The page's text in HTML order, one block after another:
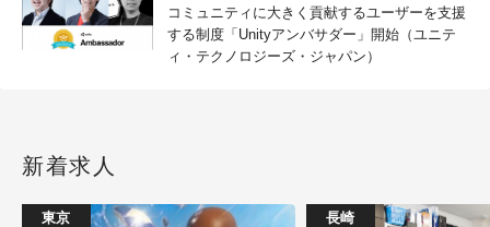
コミュニティに大きく貢献するユーザーを支援
する制度「Unityアンバサダー」開始（ユニテ
ィ・テクノロジーズ・ジャパン）
新着求人
東京 長崎